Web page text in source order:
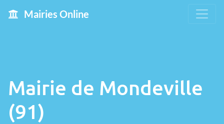
Mairies Online
Mairie de Mondeville
(91)